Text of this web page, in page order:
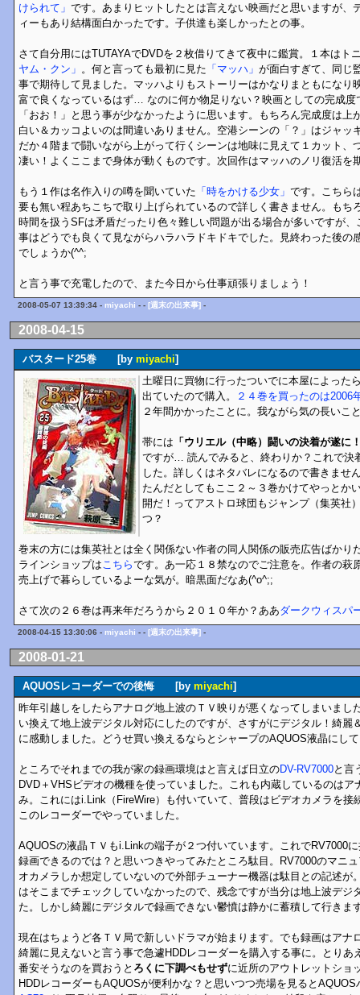
けられて」 です。あまりヒットしたとは言えない映画だと思いますが、
ィーもあり結構面白かったです。子供達も楽しかったとの事。
さて自分用にはTUTAYAでDVDを２枚借りてきて夜中に鑑賞。１本はト
ヤム・クン」 。何と言っても最初に見た 「マッハ」 が面白すぎて、同じ
事で期待して見ました。マッハよりもストーリーはかなりまともになり
富で良くなっているはず… なのに何か物足りない？映画としての完成度
「おお！」と思う事が少なかったように思います。もちろん完成度は上
白い＆カッコよいのは間違いありません。空港シーンの「？」はジャッ
だか４階まで闘いながら上がって行くシーンは地味に見えて１カット、
凄い！よくここまで身体が動くものです。次回作はマッハのノリ復活を
もう１作は名作入りの噂を聞いていた 「時をかける少女」 です。こちら
要も無い程あちこちで取り上げられているので詳しく書きません。もち
時間を扱うSFは矛盾だったり色々難しい問題が出る場合が多いですが
事はどうでも良くて見ながらハラハラドキドキでした。見終わった後の
でしょうか(^^;
と言う事で充電したので、また今日から仕事頑張りましょう！
2008-05-07 13:39:34 - miyachi - - [週末の出来事] -
2008-04-15
バスタード25巻 [by miyachi]
土曜日に買物に行ったついでに本屋によった
出ていたので購入。
２４巻を買ったのは2006
２年間かかったことに。我ながら気の長いこ
帯には 「ウリエル（中略）闘いの決着が遂に
ですが… 読んでみると、終わりか？これで決
した。詳しくはネタバレになるので書きませ
たんだとしてもここ２～３巻かけてやっとか
開だ！ってアストロ球団もジャンプ（集英社
つ？
巻末の方には集英社とは全く関係ない作者の同人関係の販売広告ばかり
ラインショップは こちらです。あ一応１８禁なのでご注意を。作者の萩
売上げで暮らしているよーな気が。暗黒面だなあ(^o^;;
さて次の２６巻は再来年だろうから２０１０年か？ああダークウィスパ
2008-04-15 13:30:06 - miyachi - - [週末の出来事] -
2008-01-21
AQUOSレコーダーでの後悔 [by miyachi]
昨年引越しをしたらアナログ地上波のＴＶ映りが悪くなってしまいまし
い換えて地上波デジタル対応にしたのですが、さすがにデジタル！綺麗
に感動しました。どうせ買い換えるならとシャープのAQUOS液晶にし
ところでそれまでの我が家の録画環境はと言えば日立のDV-RV7000と言
DVD＋VHSビデオの機種を使っていました。これも内蔵しているのはア
み。これにはi.Link（FireWire）も付いていて、普段はビデオカメラを接
このレコーダーでやっていました。
AQUOSの液晶ＴＶもi.Linkの端子が２つ付いています。これでRV7000
録画できるのでは？と思いつきやってみたところ駄目。RV7000のマニ
オカメラしか想定していないので外部チューナー機器は駄目との記述が
はそこまでチェックしていなかったので、残念ですが当分は地上波デジ
た。しかし綺麗にデジタルで録画できない鬱憤は静かに蓄積して行きま
現在はちょうど各ＴＶ局で新しいドラマが始まります。でも録画はアナ
綺麗に見えないと言う事で急遽HDDレコーダーを購入する事に。とりあ
番安そうなのを買おうと ろくに下調べもせずに近所のアウトレットショ
HDDレコーダーもAQUOSが便利かな？と思いつつ売場を見ると